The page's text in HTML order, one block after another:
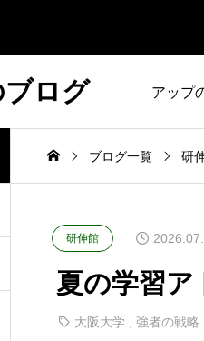
ブログ アップ
ブログ一覧 研
研伸館
夏の学習ア
大阪大学 強者の戦略